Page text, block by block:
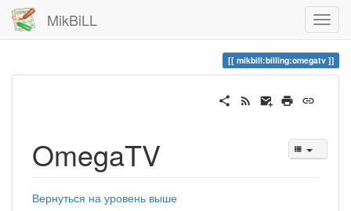
MikBiLL
mikbill:billing:omegatv
OmegaTV
Вернуться на уровень выше